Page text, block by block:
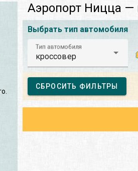
Аэропорт Ницца —
Выбрать тип автомобиля
Тип автомобиля
кроссовер
СБРОСИТЬ ФИЛЬТРЫ